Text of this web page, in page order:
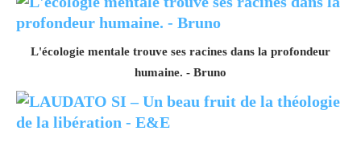
L'écologie mentale trouve ses racines dans la profondeur
humaine. - Bruno